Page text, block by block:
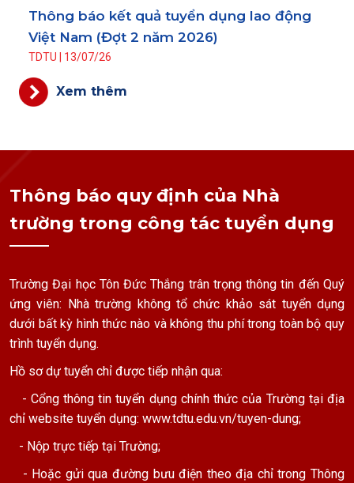
Thông báo kết quả tuyển dụng lao động
Việt Nam (Đợt 2 năm 2026)
TDTU 13/07/26
Xem thêm
Thông báo quy định của Nhà
trường trong công tác tuyển dụng
Trường Đại học Tôn Đức Thắng trân trọng thông tin đến Quý
ứng viên: Nhà trường không tổ chức khảo sát tuyển dụng
dưới bất kỳ hình thức nào và không thu phí trong toàn bộ quy
trình tuyển dụng.
Hồ sơ dự tuyển chỉ được tiếp nhận qua:
- Cổng thông tin tuyển dụng chính thức của Trường tại địa
chỉ website tuyển dụng: www.tdtu.edu.vn/tuyen-dung;
- Nộp trực tiếp tại Trường;
- Hoặc gửi qua đường bưu điện theo địa chỉ trong Thông